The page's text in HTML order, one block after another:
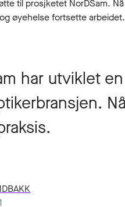
til prosjketet NorDSam.
øyehelse fortsette arbeidet.
har utviklet